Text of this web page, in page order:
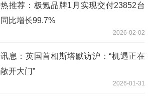
热推荐：极氪品牌1月实现交付23852台
同比增长99.7%
2026-02-02
讯息：英国首相斯塔默访沪：“机遇正在
敞开大门”
2026-01-31